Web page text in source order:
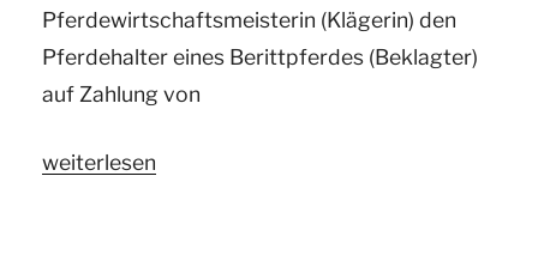
Thema:
Untersagung
der
eines
Pferdewirtschaftsmeisterin (Klägerin) den
Pferdehalter eines Berittpferdes (Beklagter)
auf Zahlung von
„Ihr
weiterlesen